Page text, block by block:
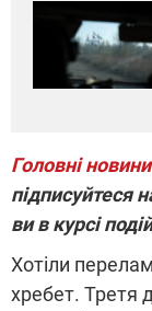
Головні новини
підписуйтеся
ви в курсі
Хотіли
хребет. Третя